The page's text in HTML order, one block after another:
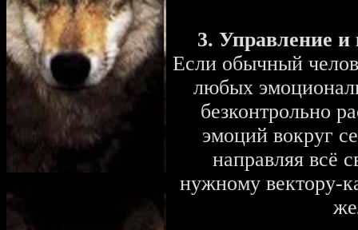
3. Управление
Если обычный
любых
безконтрольно
эмоций вокруг
направляя всё
нужному вектору-